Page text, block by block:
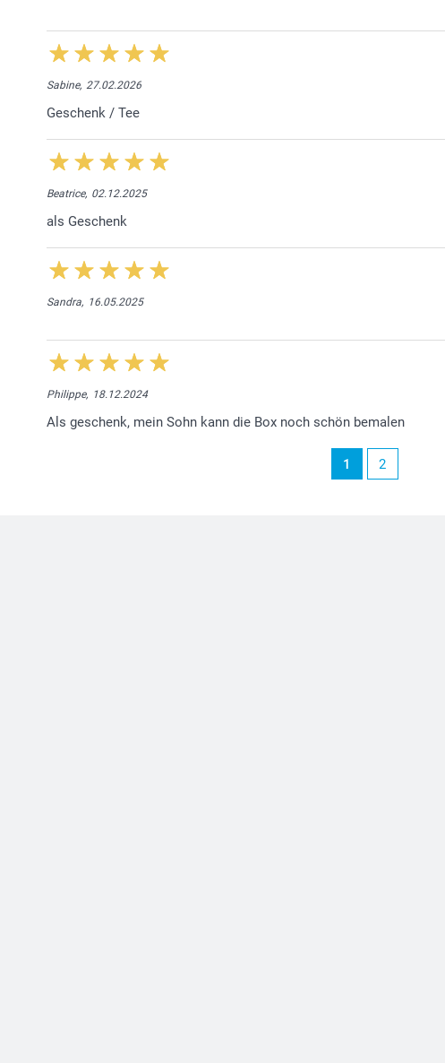
Sabine, 27.02.2026
Geschenk / Tee
Beatrice, 02.12.2025
als Geschenk
Sandra, 16.05.2025
Philippe, 18.12.2024
Als geschenk, mein Sohn kann die Box noch schön bemalen
1 2